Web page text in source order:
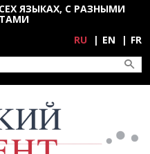
ЯЗЫКАХ, С РАЗНЫМИ
RU EN FR